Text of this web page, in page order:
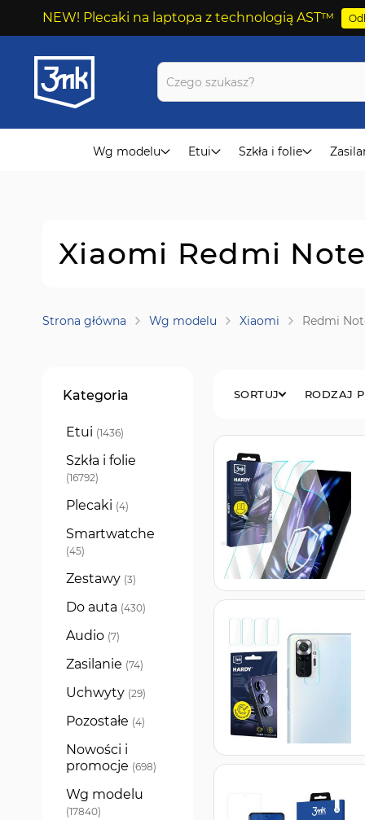
NEW! Plecaki na laptopa z technologią AST™
Przejdź
do
treści
Wg modelu Etui Szkła i folie
Xiaomi Redmi
Strona główna Wg modelu Xiaomi Redmi
RODZAJ
SORTUJ
Kategoria
Etui 1436
produkty
Szkła i folie
16792
produkty
Plecaki 4
produkty
Smartwatche
45
produkty
Zestawy 3
produkty
Do auta 430
produkty
Audio 7
produkty
Zasilanie 74
produkty
Uchwyty 29
produkty
Pozostałe 4
produkty
Nowości i
promocje 698
produkty
Wg modelu
17840
produkty